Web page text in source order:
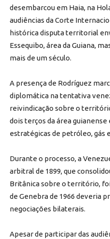
desembarcou em Haia, na
audiências da Corte
histórica disputa territorial
Essequibo, área da Guiana,
mais de um século.
A presença de Rodríguez
diplomática na tentativa
reivindicação sobre o
dois terços da área
estratégicas de petróleo, gás
Durante o processo, a
arbitral de 1899, que
Britânica sobre o território,
de Genebra de 1966 deveria
negociações bilaterais.
Apesar de participar das